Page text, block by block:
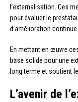
l’externalisation. Ces
pour évaluer le
d’amélioration
En mettant en œuvre
base solide pour une
long terme et soutient
L’avenir de